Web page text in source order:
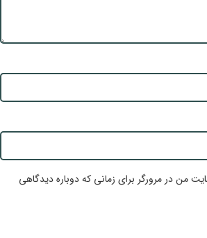
من در مرورگر برای زمانی که دوباره دیدگاهی